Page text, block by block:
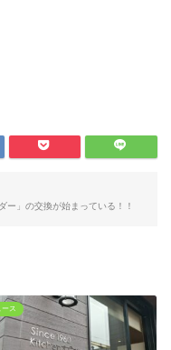
ー」の交換が始まっている！！
ース